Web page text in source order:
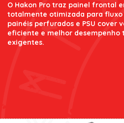
O Hakon Pro traz painel frontal
totalmente otimizada para fluxo
painéis perfurados e PSU cover
eficiente e melhor desempenho
exigentes.